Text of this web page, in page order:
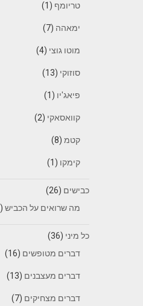
טריומף (1)
ימאהה (7)
מוטו גוצי (4)
סוזוקי (13)
פיאג'יו (1)
קוואסאקי (2)
קטמ(8)
קימקו (1)
כבישים (26)
מה שרואים על הכביש(9)
כל מיני (36)
דברים מטופשים (16)
דברים מעצבנים (13)
דברים מצחיקים (7)